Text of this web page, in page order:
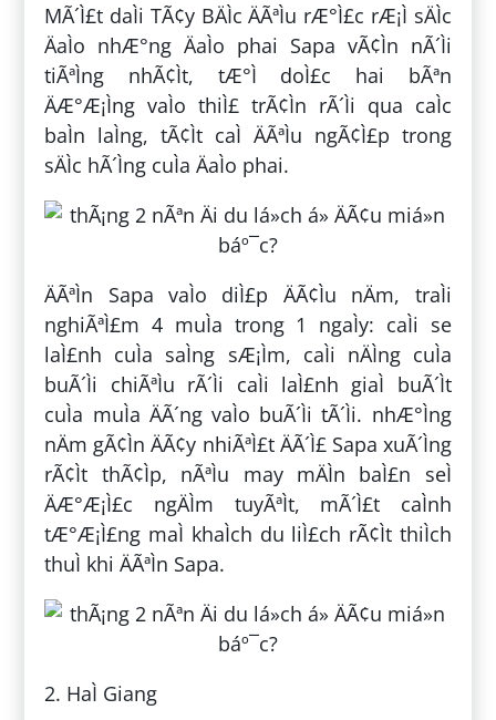
MÃ´Ì£t daÌi TÃ¢y BÄÌc ÄÃªÌu rÆ°Ì£c rÆ¡Ì sÄÌc
ÄaÌo nhÆ°ng ÄaÌo phai Sapa vÃ¢Ìn nÃ´Ìi
tiÃªÌng nhÃ¢Ìt, tÆ°Ì doÌ£c hai bÃªn
ÄÆ°Æ¡Ìng vaÌo thiÌ£ trÃ¢Ìn rÃ´Ìi qua caÌc
baÌn laÌng, tÃ¢Ìt caÌ ÄÃªÌu ngÃ¢Ì£p trong
sÄÌc hÃ´Ìng cuÌa ÄaÌo phai.
ÄÃªÌn Sapa vaÌo diÌ£p ÄÃ¢Ìu nÄm, traÌi
nghiÃªÌ£m 4 muÌa trong 1 ngaÌy: caÌi se
laÌ£nh cuÌa saÌng sÆ¡Ìm, caÌi nÄÌng cuÌa
buÃ´Ìi chiÃªÌu rÃ´Ìi caÌi laÌ£nh giaÌ buÃ´Ìt
cuÌa muÌa ÄÃ´ng vaÌo buÃ´Ìi tÃ´Ìi. nhÆ°Ìng
nÄm gÃ¢Ìn ÄÃ¢y nhiÃªÌ£t ÄÃ´Ì£ Sapa xuÃ´Ìng
rÃ¢Ìt thÃ¢Ìp, nÃªÌu may mÄÌn baÌ£n seÌ
ÄÆ°Æ¡Ì£c ngÄÌm tuyÃªÌt, mÃ´Ì£t caÌnh
tÆ°Æ¡Ì£ng maÌ khaÌch du liÌ£ch rÃ¢Ìt thiÌch
thuÌ khi ÄÃªÌn Sapa.
2. HaÌ Giang